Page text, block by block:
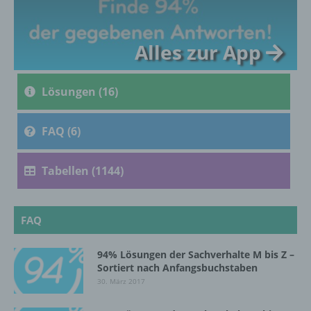
Alles zur App
Lösungen (16)
FAQ (6)
Tabellen (1144)
FAQ
94% Lösungen der Sachverhalte M bis Z –
Sortiert nach Anfangsbuchstaben
30. März 2017
c) Verarbeitung
Verarbeitung ist jeder mit oder ohne Hilfe
automatisierter Verfahren ausgeführte
Vorgang oder jede solche Vorgangsreihe im
Zusammenhang mit personenbezogenen
Daten wie das Erheben, das Erfassen, die
Organisation, das Ordnen, die Speicherung,
die Offenlegung durch Übermittlung,
d) Einschränkung der Verarbeitung
Einschränkung der Verarbeitung ist die